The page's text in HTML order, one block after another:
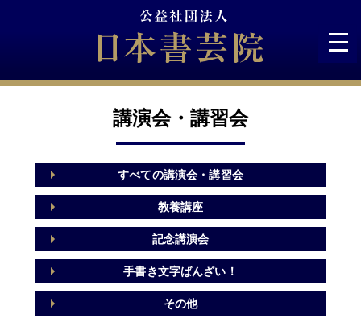
講演会・講習会
すべての講演会・講習会
教養講座
記念講演会
手書き文字ばんざい！
その他